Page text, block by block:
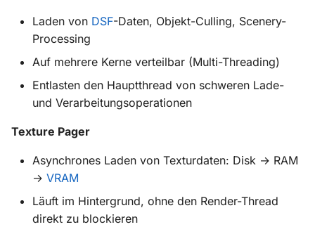
Laden von DSF-Daten, Objekt-Culling, Scenery-
Processing
Auf mehrere Kerne verteilbar (Multi-Threading)
Entlasten den Hauptthread von schweren Lade-
und Verarbeitungsoperationen
Texture Pager
Asynchrones Laden von Texturdaten: Disk → RAM
→ VRAM
Läuft im Hintergrund, ohne den Render-Thread
direkt zu blockieren